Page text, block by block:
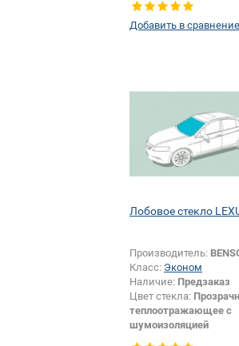
Изменение датчика +
шелкографии:Да
Добавить в сравнение
Лобовое стекло
Производитель:
Класс: Эконом
Наличие: Предзаказ
Цвет стекла:
теплоотражающее с
шумоизоляцией